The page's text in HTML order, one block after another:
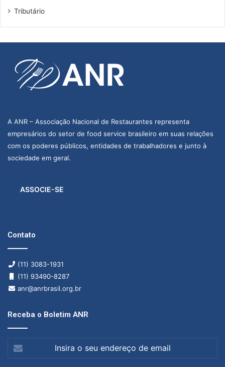
Tributário
A ANR – Associação Nacional de Restaurantes representa
empresários do setor de food service brasileiro em suas relações
com os poderes públicos, entidades de trabalhadores e junto à
sociedade em geral.
ASSOCIE-SE
Contato
(11) 3083-1931
(11) 93490-8287
anr@anrbrasil.org.br
Receba o Boletim ANR